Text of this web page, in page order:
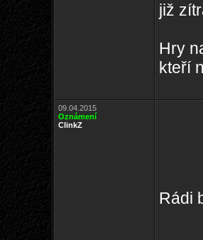
již
Hry
kteří
09.04.2015
Oznámení
ClinkZ
Rádi